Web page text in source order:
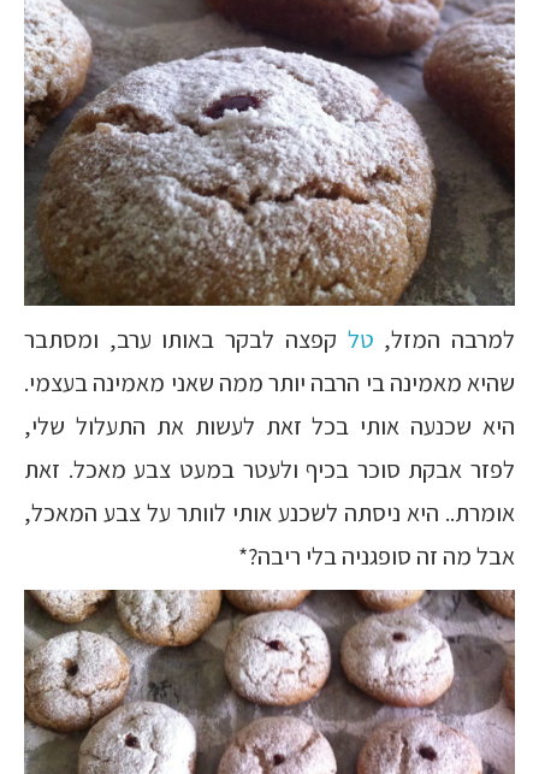
למרבה המזל, טל קפצה לבקר באותו ערב, ומסתבר
שהיא מאמינה בי הרבה יותר ממה שאני מאמינה בעצמי.
היא שכנעה אותי בכל זאת לעשות את התעלול שלי,
לפזר אבקת סוכר בכיף ולעטר במעט צבע מאכל. זאת
אומרת.. היא ניסתה לשכנע אותי לוותר על צבע המאכל,
אבל מה זה סופגניה בלי ריבה?*